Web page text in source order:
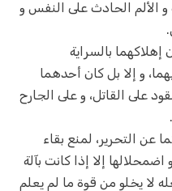
و الألم الحادث على النفس و
بالسراية
و إلا بل كان أحدهما
على القاتل، و على الجارح
عن التحرير، لمنع بقاء
إلا إذا كانت بآلة
لا يخلو من قوة ما لم يعلم